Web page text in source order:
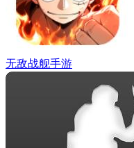
无敌战舰手游